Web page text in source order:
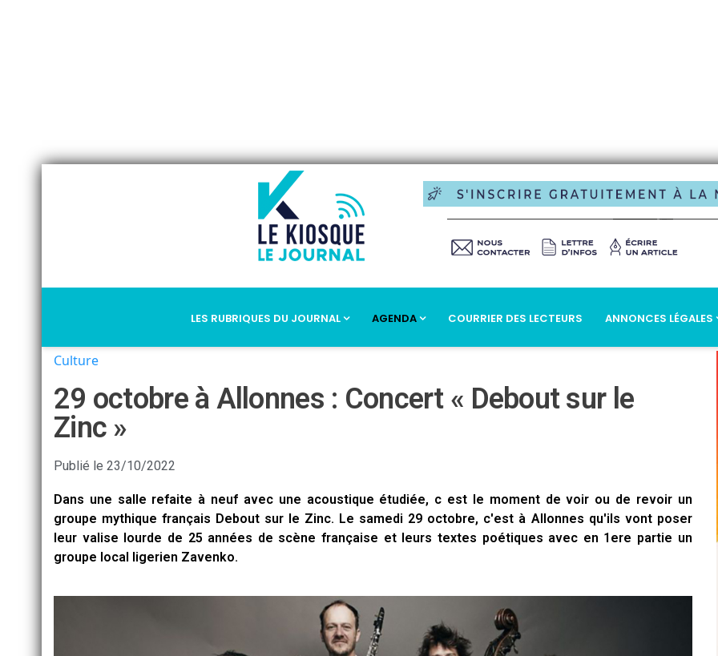
LES RUBRIQUES DU JOURNAL AGENDA COURRIER DES LECTEURS ANNONCES LÉGALES
Culture
29 octobre à Allonnes : Concert « Debout sur le
Zinc »
Publié le 23/10/2022
Dans une salle refaite à neuf avec une acoustique étudiée, c est le moment de voir ou de revoir un
groupe mythique français Debout sur le Zinc. Le samedi 29 octobre, c'est à Allonnes qu'ils vont poser
leur valise lourde de 25 années de scène française et leurs textes poétiques avec en 1ere partie un
groupe local ligerien Zavenko.